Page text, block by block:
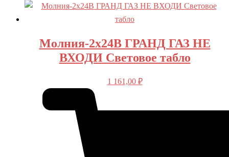
Молния-2х24В ГРАНД ГАЗ НЕ
ВХОДИ Световое табло
1 161,00 ₽